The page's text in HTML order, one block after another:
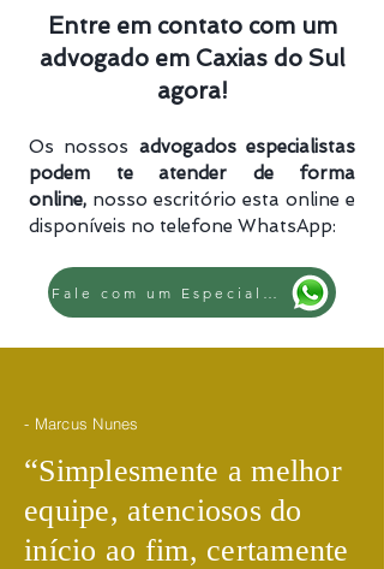
Entre em contato com um
advogado em Caxias do Sul
agora!
Os nossos advogados especialistas
podem te atender de forma
online, nosso escritório esta online e
disponíveis no telefone WhatsApp:
- Marcus Nunes
​“Simplesmente a melhor
equipe, atenciosos do
início ao fim, certamente